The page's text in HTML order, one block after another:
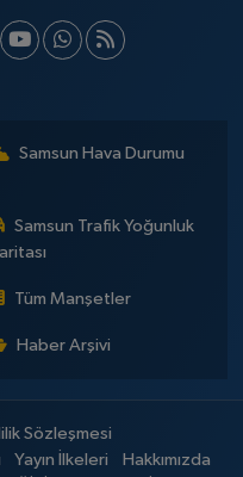
Samsun Hava Durumu
Samsun Trafik Yoğunluk
Tüm Manşetler
Haber Arşivi
Sözleşmesi
Yayın İlkeleri Hakkımızda